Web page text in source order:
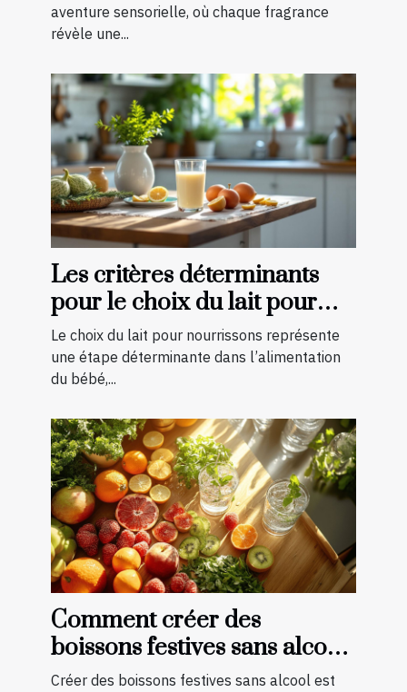
aventure sensorielle, où chaque fragrance
révèle une...
Les critères déterminants
pour le choix du lait pour
nourrissons
Le choix du lait pour nourrissons représente
une étape déterminante dans l’alimentation
du bébé,...
Comment créer des
boissons festives sans alcool
pour toutes les saisons
Créer des boissons festives sans alcool est